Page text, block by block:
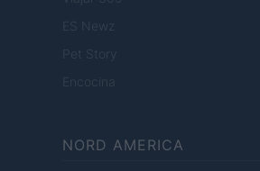
ES Newz
Pet Story
Encocina
NORD AMERICA